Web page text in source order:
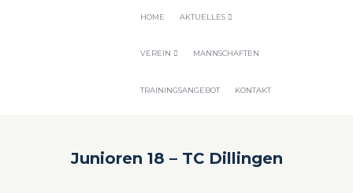
HOME AKTUELLES
VEREIN MANNSCHAFTEN
TRAININGSANGEBOT KONTAKT
Junioren 18 – TC Dillingen